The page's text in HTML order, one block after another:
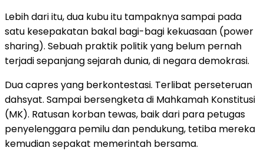
Lebih dari itu, dua kubu itu tampaknya sampai pada
satu kesepakatan bakal bagi-bagi kekuasaan (power
sharing). Sebuah praktik politik yang belum pernah
terjadi sepanjang sejarah dunia, di negara demokrasi.
Dua capres yang berkontestasi. Terlibat perseteruan
dahsyat. Sampai bersengketa di Mahkamah Konstitusi
(MK). Ratusan korban tewas, baik dari para petugas
penyelenggara pemilu dan pendukung, tetiba mereka
kemudian sepakat memerintah bersama.